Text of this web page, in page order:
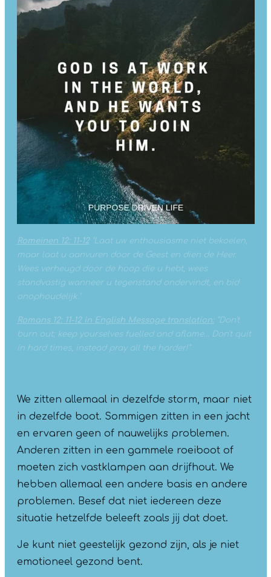
Romeinen 12: 11-12‘ Laat uw enthousiasme niet bekoelen,
maar laat u aanvuren door de Geest en dien de Heer.
Wees verheugd door de hoop die u hebt, wees
standvastig wanneer u tegenstand ondervindt, en bid
onophoudelijk.’
Romans 12: 11-12 in English Message translation:“Don't
burn out; keep yourselves fuelled and aflame… Don't quit
in hard times, instead pray all the harder!”
We zitten allemaal in dezelfde storm, maar niet
in dezelfde boot. Sommigen zitten in een jacht
en ervaren geen of nauwelijks problemen.
Anderen zitten in een gammele roeiboot of
moeten zich vastklampen aan drijfhout. We
hebben allemaal een andere basis en andere
problemen. Besef dat niet iedereen deze
situatie hetzelfde beleeft zoals jij dat doet.
Je kunt niet geestelijk gezond zijn, als je niet
emotioneel gezond bent.